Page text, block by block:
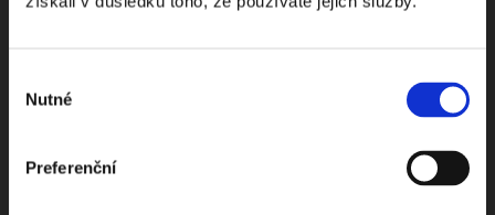
souhlasu
Nutné
Preferenční